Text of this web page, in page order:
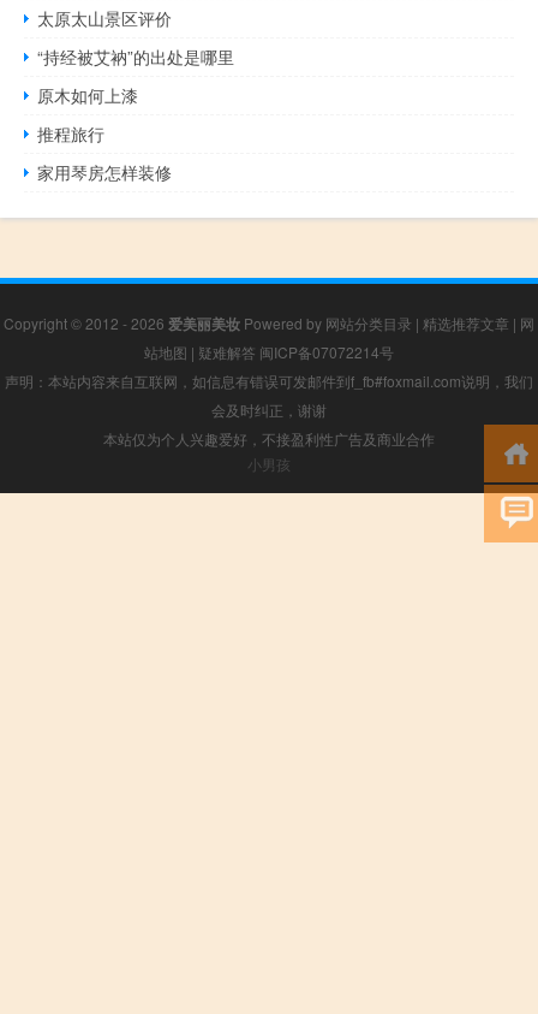
太原太山景区评价
“持经被艾衲”的出处是哪里
原木如何上漆
推程旅行
家用琴房怎样装修
Copyright © 2012 - 2026 爱美丽美妆 Powered by 网站分类目录 | 精选推荐文章 | 网
站地图 | 疑难解答 闽ICP备07072214号
声明：本站内容来自互联网，如信息有错误可发邮件到f_fb#foxmail.com说明，我们
会及时纠正，谢谢
本站仅为个人兴趣爱好，不接盈利性广告及商业合作
小男孩